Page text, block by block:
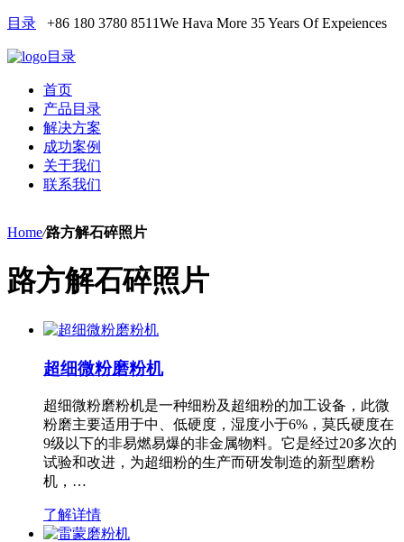
目录 +86 180 3780 8511We Hava More 35 Years Of Expeiences
目录
首页
产品目录
解决方案
成功案例
关于我们
联系我们
Home/路方解石碎照片
路方解石碎照片
超细微粉磨粉机
超细微粉磨粉机是一种细粉及超细粉的加工设备，此微
粉磨主要适用于中、低硬度，湿度小于6%，莫氏硬度在
9级以下的非易燃易爆的非金属物料。它是经过20多次的
试验和改进，为超细粉的生产而研发制造的新型磨粉
机，…
了解详情